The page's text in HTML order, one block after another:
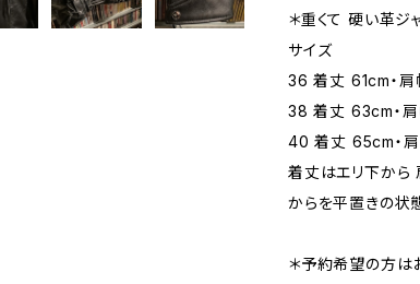
＊重くて 硬い革ジ
サイズ
36 着丈 61cm・
38 着丈 63cm・
40 着丈 65cm・
着丈はエリ下から
からを平置きの状
＊予約希望の方は